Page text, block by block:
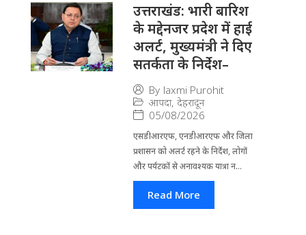
उत्तराखंड: भारी बारिश
के मद्देनजर प्रदेश में हाई
अलर्ट, मुख्यमंत्री ने दिए
सतर्कता के निर्देश–
By laxmi Purohit
आपदा, देहरादून
05/08/2026
एसडीआरएफ, एनडीआरएफ और जिला
प्रशासन को अलर्ट रहने के निर्देश, लोगों
और पर्यटकों से अनावश्यक यात्रा न...
Read More